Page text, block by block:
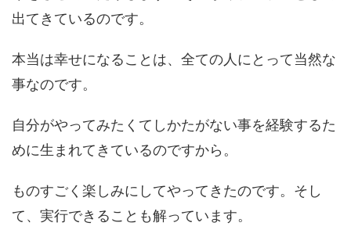
出てきているのです。
本当は幸せになることは、全ての人にとって当然な
事なのです。
自分がやってみたくてしかたがない事を経験するた
めに生まれてきているのですから。
ものすごく楽しみにしてやってきたのです。そし
て、実行できることも解っています。